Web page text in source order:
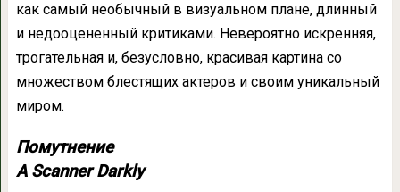
как самый необычный в визуальном плане, длинный
и недооцененный критиками. Невероятно искренняя,
трогательная и, безусловно, красивая картина со
множеством блестящих актеров и своим уникальный
миром.
Помутнение
A Scanner Darkly